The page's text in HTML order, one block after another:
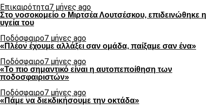
Επικαιρότητα7 μήνες ago
Στο νοσοκομείο ο Μιρτσέα Λουτσέσκου, επιδεινώθηκε η
υγεία του
Ποδόσφαιρο7 μήνες ago
«Πλέον έχουμε αλλάξει σαν ομάδα, παίξαμε σαν ένα»
Ποδόσφαιρο7 μήνες ago
«Το πιο σημαντικό είναι η αυτοπεποίθηση των
ποδοσφαιριστών»
Ποδόσφαιρο7 μήνες ago
«Πάμε να διεκδικήσουμε την οκτάδα»